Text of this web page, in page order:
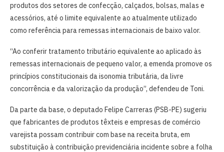
produtos dos setores de confecção, calçados, bolsas, malas e
acessórios, até o limite equivalente ao atualmente utilizado
como referência para remessas internacionais de baixo valor.
“Ao conferir tratamento tributário equivalente ao aplicado às
remessas internacionais de pequeno valor, a emenda promove os
princípios constitucionais da isonomia tributária, da livre
concorrência e da valorização da produção”, defendeu de Toni.
Da parte da base, o deputado Felipe Carreras (PSB-PE) sugeriu
que fabricantes de produtos têxteis e empresas de comércio
varejista possam contribuir com base na receita bruta, em
substituição à contribuição previdenciária incidente sobre a folha